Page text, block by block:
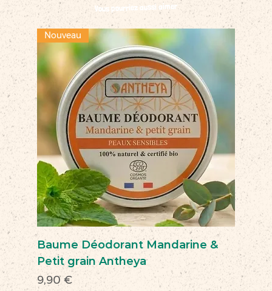
Vous pourriez aussi aimer
Nouveau
Baume Déodorant Mandarine &
Petit grain Antheya
Prix
9,90 €